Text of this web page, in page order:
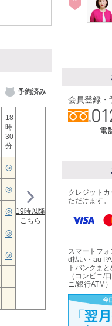
予約済み
18
時
30
分
19時以降
こちら
19
時
00
08/08（土）
08/11（火）
08/12（水）
08/13（木）
会員登録・
クレジット
ただけます。
スマートフ
d払い・au
トバンクま
（コンビニ/
ニ/銀行ATM